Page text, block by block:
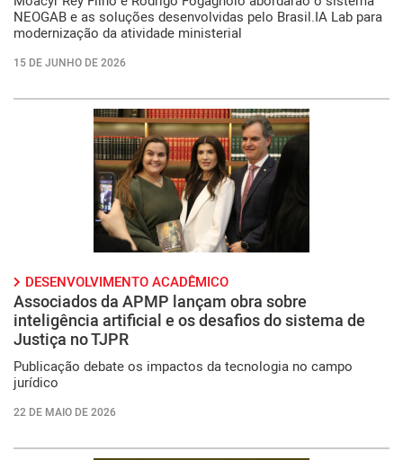
NEOGAB e as soluções desenvolvidas pelo Brasil.IA Lab para
modernização da atividade ministerial
15 DE JUNHO DE 2026
DESENVOLVIMENTO ACADÊMICO
Associados da APMP lançam obra sobre
inteligência artificial e os desafios do sistema de
Justiça no TJPR
Publicação debate os impactos da tecnologia no campo
jurídico
22 DE MAIO DE 2026